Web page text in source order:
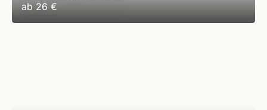
ab 26 €